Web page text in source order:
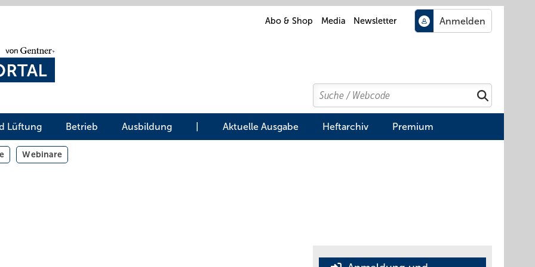
Abo & Shop Media Newsletter
Search
Suchen
Lüftung Betrieb Ausbildung Aktuelle Ausgabe Heftarchiv Premium
Webinare